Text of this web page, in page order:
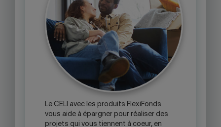
Le CELI avec les produits FlexiFonds
vous aide à épargner pour réaliser des
projets qui vous tiennent à coeur, en